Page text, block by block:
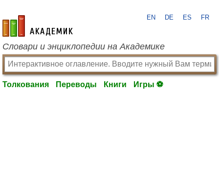
academic.ru
EN DE ES FR
Словари и энциклопедии на Академике
Толкования Переводы Книги Игры ⚽